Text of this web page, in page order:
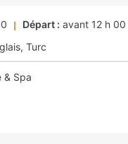
Départ : avant 12 h 00
Turc
& Spa